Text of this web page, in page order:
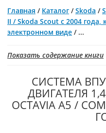
Главная / Каталог /Skoda /
II / Skoda Scout с 2004 года,
электронном виде / ...
Показать содержание книги
СИСТЕМА
ДВИГАТЕЛЯ
OCTAVIA A5 /